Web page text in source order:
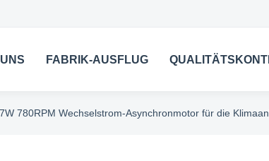
FABRIK-AUSFLUG
780RPM Wechselstrom-Asynchronmotor für die